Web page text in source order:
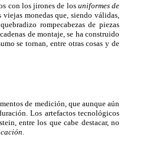
con los jirones de los uniformes de
monedas que, siendo válidas,
rompecabezas de piezas
de montaje, se ha construido
se tornan, entre otras cosas y de
de medición, que aunque aún
Los artefactos tecnológicos
entre los que cabe destacar, no